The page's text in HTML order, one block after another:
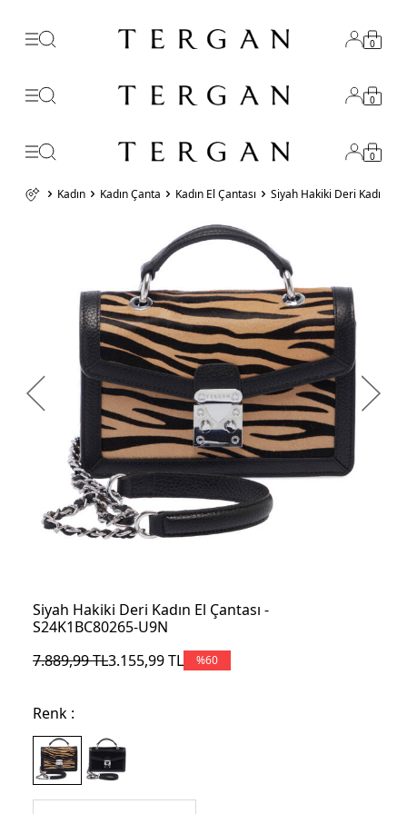
0
0
0
Kadın Kadın Çanta Kadın El Çantası Siyah Hakiki Deri Kadın El
Siyah Hakiki Deri Kadın El Çantası -
S24K1BC80265-U9N
7.889,99TL3.155,99TL %60
Renk :